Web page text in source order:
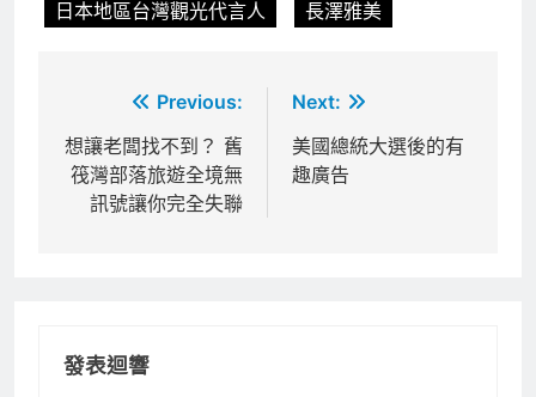
日本地區台灣觀光代言人
長澤雅美
章
導
Previous:
想讓老闆找不到？ 舊
筏灣部落旅遊全境無
訊號讓你完全失聯
Next:
美國總統大選後的有
趣廣告
發表迴響